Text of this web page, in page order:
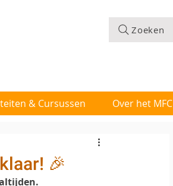
Zoeken
& Cursussen Over het MFC
🎉